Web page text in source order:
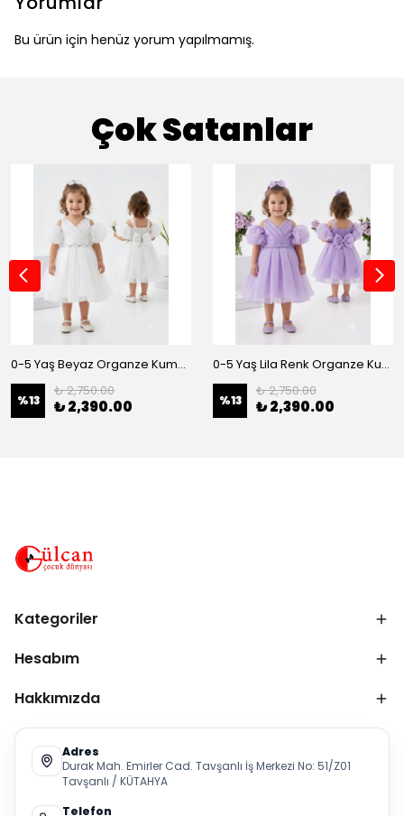
Bu ürün için henüz yorum yapılmamış.
Çok Satanlar
0-5 Yaş Beyaz Organze Kumaş Bel İnci Kemerli Midi Boy Arkası Lastikli Abiye
%13
₺ 2,750.00
₺ 2,390.00
0-5 Yaş Lila Renk Organze Kumaş Bel İnci Kemerli Midi Boy Arkası Lastikli Abiye
%13
₺ 2,750.00
₺ 2,390.00
Kategoriler
Hesabım
Hakkımızda
Adres
Durak Mah. Emirler Cad. Tavşanlı İş Merkezi No: 51/Z01
Tavşanlı / KÜTAHYA
Telefon